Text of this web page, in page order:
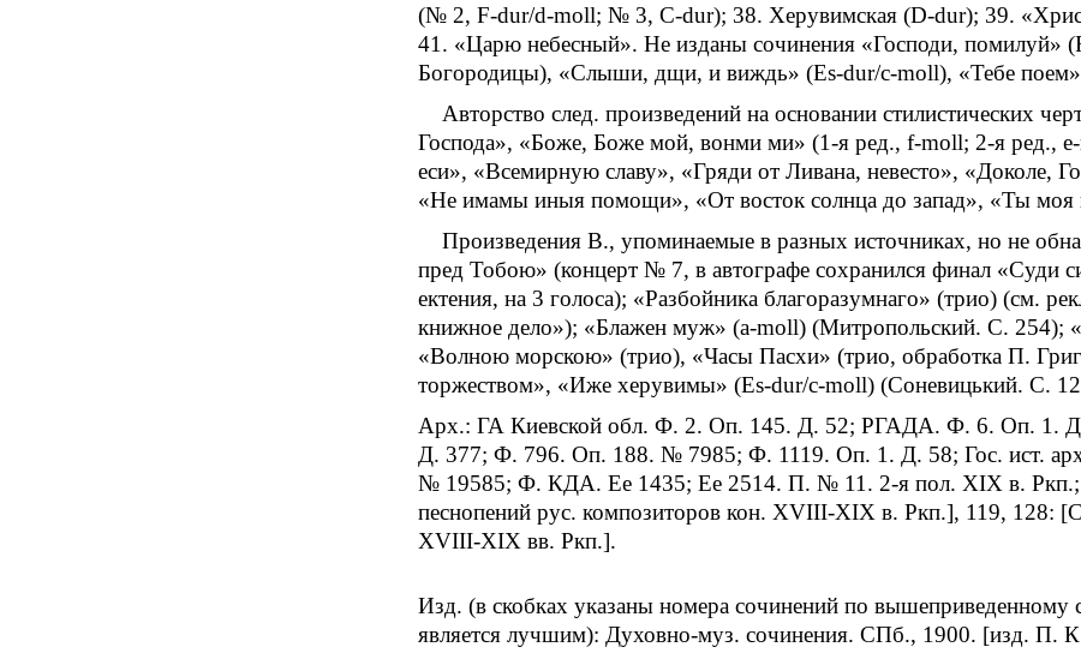
(№ 2, F-dur/d-moll; № 3, C-dur); 38. Херувимская (D-dur); 39.
41. «Царю небесный». Не изданы сочинения «Господи, помилуй»
Богородицы), «Слыши, дщи, и виждь» (Es-dur/c-moll), «Тебе
Авторство след. произведений на основании стилистических
Господа», «Боже, Боже мой, вонми ми» (1-я ред., f-moll; 2-я ред.,
еси», «Всемирную славу», «Гряди от Ливана, невесто», «Доколе,
«Не имамы иныя помощи», «От восток солнца до запад», «Ты моя
Произведения В., упоминаемые в разных источниках, но не
пред Тобою» (концерт № 7, в автографе сохранился финал «Суди
ектения, на 3 голоса); «Разбойника благоразумнаго» (трио) (см.
книжное дело»); «Блажен муж» (a-moll) (Митропольский. С. 254);
«Волною морскою» (трио), «Часы Пасхи» (трио, обработка П.
торжеством», «Иже херувимы» (Es-dur/c-moll) (Соневицький. С.
Арх.: ГА Киевской обл. Ф. 2. Оп. 145. Д. 52; РГАДА. Ф. 6. Оп. 1.
Д. 377; Ф. 796. Оп. 188. № 7985; Ф. 1119. Оп. 1. Д. 58; Гос. ист.
№ 19585; Ф. КДА. Ee 1435; Ее 2514. П. № 11. 2-я пол. XIX в.
песнопений рус. композиторов кон. XVIII-XIX в. Ркп.], 119, 128:
XVIII-XIX вв. Ркп.].
Изд. (в скобках указаны номера сочинений по вышеприведенному
является лучшим): Духовно-муз. сочинения. СПб., 1900. [изд. П.